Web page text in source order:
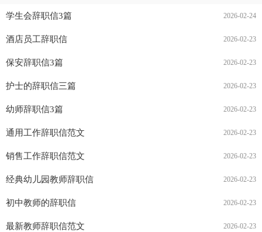
学生会辞职信3篇 2026-02-24
酒店员工辞职信 2026-02-23
保安辞职信3篇 2026-02-23
护士的辞职信三篇 2026-02-23
幼师辞职信3篇 2026-02-23
通用工作辞职信范文 2026-02-23
销售工作辞职信范文 2026-02-23
经典幼儿园教师辞职信 2026-02-23
初中教师的辞职信 2026-02-23
最新教师辞职信范文 2026-02-23